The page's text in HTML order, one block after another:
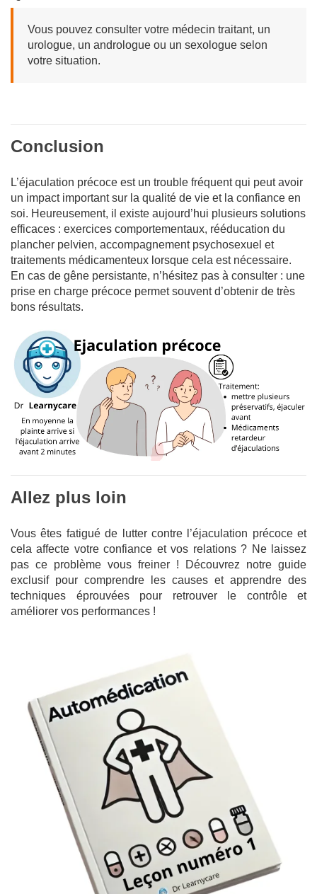
Vous pouvez consulter votre médecin traitant, un
urologue, un andrologue ou un sexologue selon
votre situation.
Conclusion
L’éjaculation précoce est un trouble fréquent qui peut avoir
un impact important sur la qualité de vie et la confiance en
soi. Heureusement, il existe aujourd’hui plusieurs solutions
efficaces : exercices comportementaux, rééducation du
plancher pelvien, accompagnement psychosexuel et
traitements médicamenteux lorsque cela est nécessaire.
En cas de gêne persistante, n’hésitez pas à consulter : une
prise en charge précoce permet souvent d’obtenir de très
bons résultats.
Allez plus loin
Vous êtes fatigué de lutter contre l’éjaculation précoce et
cela affecte votre confiance et vos relations ? Ne laissez
pas ce problème vous freiner ! Découvrez notre guide
exclusif pour comprendre les causes et apprendre des
techniques éprouvées pour retrouver le contrôle et
améliorer vos performances !